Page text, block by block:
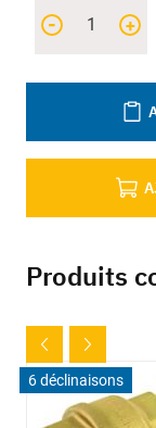
+
-
Produits
6 déclinaisons